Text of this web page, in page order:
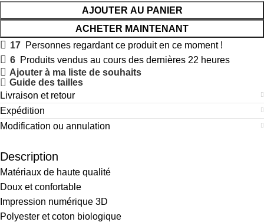
AJOUTER AU PANIER
ACHETER MAINTENANT
17 Personnes regardant ce produit en ce moment !
6 Produits vendus au cours des dernières 22 heures
Ajouter à ma liste de souhaits
Guide des tailles
Livraison et retour
Expédition
Modification ou annulation
Description
Matériaux de haute qualité
Doux et confortable
Impression numérique 3D
Polyester et coton biologique